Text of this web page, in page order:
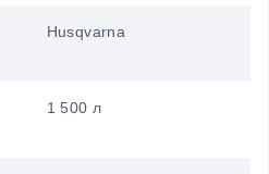
Husqvarna
1 500 л